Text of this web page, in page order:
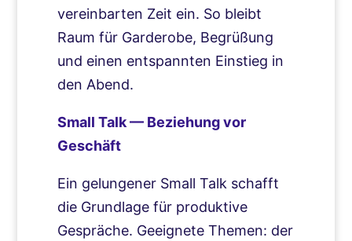
vereinbarten Zeit ein. So bleibt
Raum für Garderobe, Begrüßung
und einen entspannten Einstieg in
den Abend.
Small Talk — Beziehung vor
Geschäft
Ein gelungener Small Talk schafft
die Grundlage für produktive
Gespräche. Geeignete Themen: der